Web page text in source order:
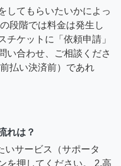
してもらいたいかによっ
段階では料金は発生し
チケットに「依頼申請」
い合わせ、ご相談くださ
払い決済前）であれ
れは？
いサービス（サポータ
を押してください。 2.高